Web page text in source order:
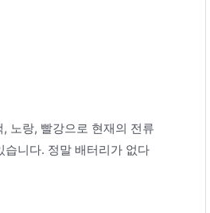
노랑, 빨강으로 현재의 전류
니다. 정말 배터리가 없다